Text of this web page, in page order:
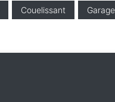
Couelissant Garage